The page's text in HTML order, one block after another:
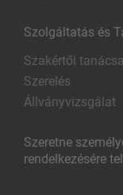
Szolgáltatás és
Szakértői
Szerelés
Állványvizsgálat
Szeretne
rendelkezésére